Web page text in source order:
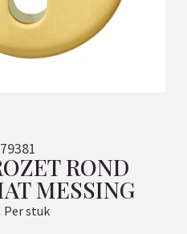
ROND
MESSING
Per stuk